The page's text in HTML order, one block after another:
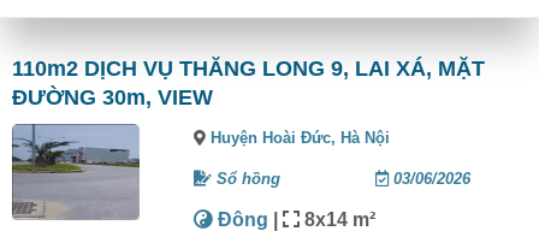
110m2 DỊCH VỤ THĂNG LONG 9, LAI XÁ, MẶT
ĐƯỜNG 30m, VIEW
Huyện Hoài Đức,Hà Nội
Sổ hồng 03/06/2026
Đông | 8x14 m²